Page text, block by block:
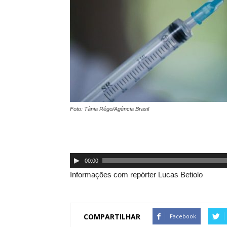
Foto: Tânia Rêgo/Agência Brasil
Tocador
de
00:00
Informações com repórter Lucas Betiolo
COMPARTILHAR Facebook